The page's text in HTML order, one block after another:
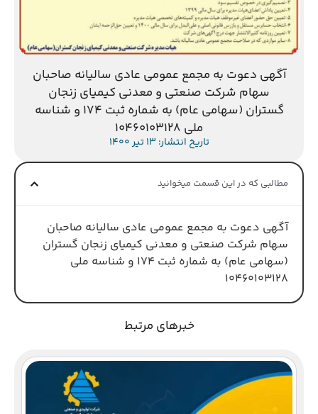
آگهی دعوت به مجمع عمومی عادی سالیانه صاحبان
سهام شرکت صنعتی و معدنی کیمیای زنجان
گستران (سهامی عام) به شماره ثبت 174 و شناسه
ملی 10460103128
تاریخ انتشار: 13 تیر 1400
مطالبی که در این قسمت میخوانید
آگهی دعوت به مجمع عمومی عادی سالیانه صاحبان
سهام شرکت صنعتی و معدنی کیمیای زنجان گستران
(سهامی عام) به شماره ثبت 174 و شناسه ملی
10460103128
خبرهای مرتبط